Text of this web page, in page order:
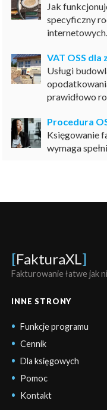
Jak
specyficzny
VAT OSS dla
Usługi
prawidłowo
Procedura
Księgowanie
wymaga
[FakturaXL]
Fakturowanie łatwe jak
INNE STRONY
Funkcje programu
Cennik
Dla księgowych
Pomoc
Kontakt